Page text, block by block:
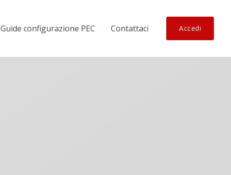
Guide configurazione PEC Contattaci Accedi